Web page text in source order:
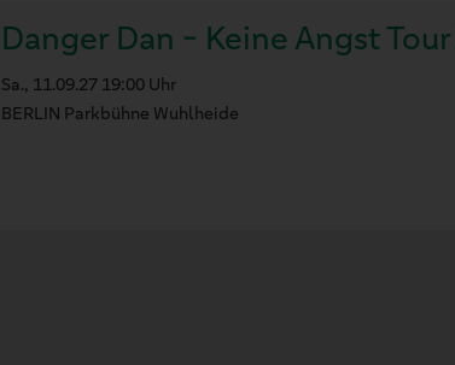
Danger Dan - Keine Angst
Sa., 11.09.27 19:00 Uhr
BERLIN Parkbühne Wuhlheide